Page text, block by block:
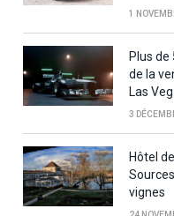
1
Plus
de la
Las
3
Hôtel
vignes